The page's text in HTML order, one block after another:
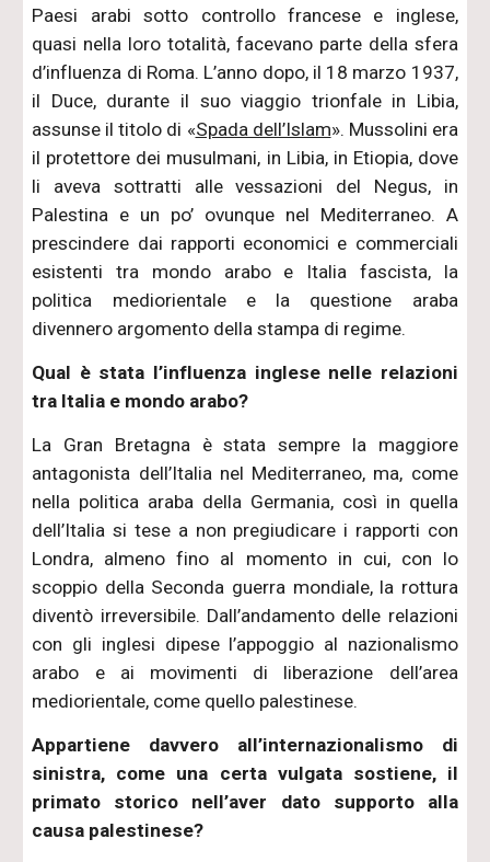
Paesi arabi sotto controllo francese e inglese,
quasi nella loro totalità, facevano parte della sfera
d’influenza di Roma. L’anno dopo, il 18 marzo 1937,
il Duce, durante il suo viaggio trionfale in Libia,
assunse il titolo di «Spada dell’Islam». Mussolini era
il protettore dei musulmani, in Libia, in Etiopia, dove
li aveva sottratti alle vessazioni del Negus, in
Palestina e un po’ ovunque nel Mediterraneo. A
prescindere dai rapporti economici e commerciali
esistenti tra mondo arabo e Italia fascista, la
politica mediorientale e la questione araba
divennero argomento della stampa di regime.
Qual è stata l’influenza inglese nelle relazioni
tra Italia e mondo arabo?
La Gran Bretagna è stata sempre la maggiore
antagonista dell’Italia nel Mediterraneo, ma, come
nella politica araba della Germania, così in quella
dell’Italia si tese a non pregiudicare i rapporti con
Londra, almeno fino al momento in cui, con lo
scoppio della Seconda guerra mondiale, la rottura
diventò irreversibile. Dall’andamento delle relazioni
con gli inglesi dipese l’appoggio al nazionalismo
arabo e ai movimenti di liberazione dell’area
mediorientale, come quello palestinese.
Appartiene davvero all’internazionalismo di
sinistra, come una certa vulgata sostiene, il
primato storico nell’aver dato supporto alla
causa palestinese?